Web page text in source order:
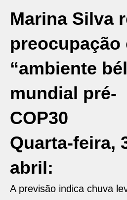
Marina Silva
preocupação
“ambiente
mundial pré-
COP30
Quarta-feira,
abril:
A previsão indica chuva